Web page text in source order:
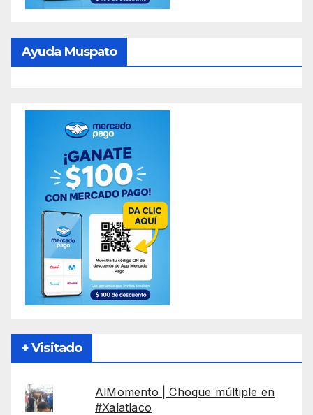
Ayuda Muspato
+ Visitado
AlMomento | Choque múltiple en
#Xalatlaco